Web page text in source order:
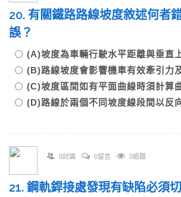
20. 有關鐵路路線坡度敘述何者
誤？
(A)坡度為車輛行駛水平距離與垂直
(B)路線坡度會影響機車有效牽引力
(C)坡度區間如有平面曲線時須計算
(D)路線於兩個不同坡度線段間以反
0討論 0留言 0追蹤
21. 鋼軌銲接處發現有缺陷必須